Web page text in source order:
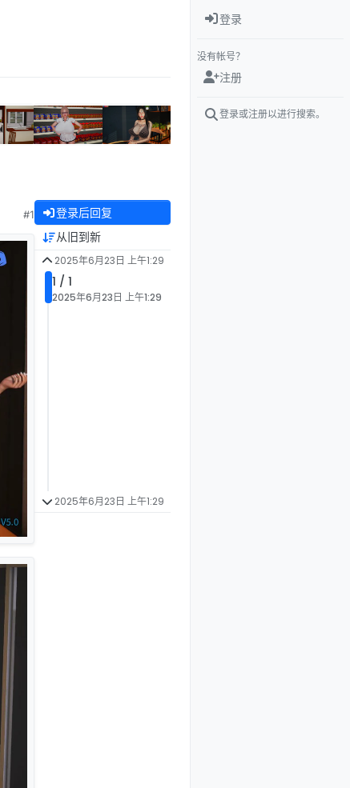
#1 登录后回复
从旧到新
2025年6月23日 上午1:29
1 / 1
2025年6月23日 上午1:29
2025年6月23日 上午1:29
登录
没有帐号？
注册
登录或注册以进行搜索。